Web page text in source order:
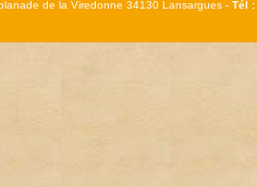
de la Viredonne 34130 Lansargues -Tél